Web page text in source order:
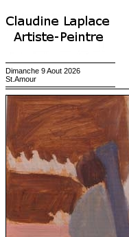
Dimanche 9 Aout 2026
St.Amour